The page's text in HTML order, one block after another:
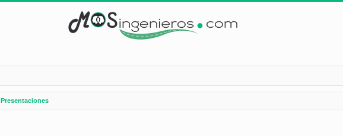
Presentaciones